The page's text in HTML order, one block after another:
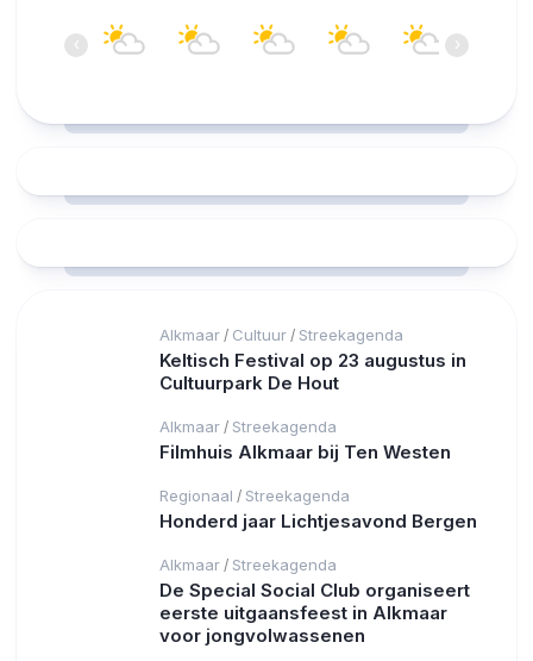
‹ ›
Alkmaar / Cultuur / Streekagenda
Keltisch Festival op 23 augustus in
Cultuurpark De Hout
Alkmaar / Streekagenda
Filmhuis Alkmaar bij Ten Westen
Regionaal / Streekagenda
Honderd jaar Lichtjesavond Bergen
Alkmaar / Streekagenda
De Special Social Club organiseert
eerste uitgaansfeest in Alkmaar
voor jongvolwassenen